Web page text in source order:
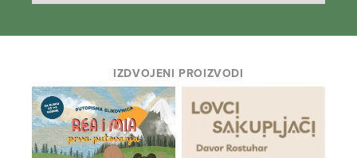
IZDVOJENI PROIZVODI